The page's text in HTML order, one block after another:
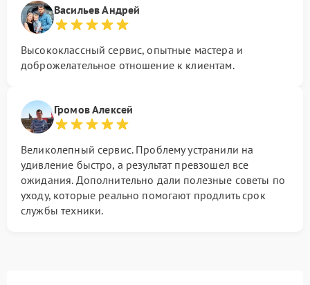
Васильев Андрей
Высококлассный сервис, опытные мастера и
доброжелательное отношение к клиентам.
Громов Алексей
Великолепный сервис. Проблему устранили на
удивление быстро, а результат превзошел все
ожидания. Дополнительно дали полезные советы по
уходу, которые реально помогают продлить срок
службы техники.